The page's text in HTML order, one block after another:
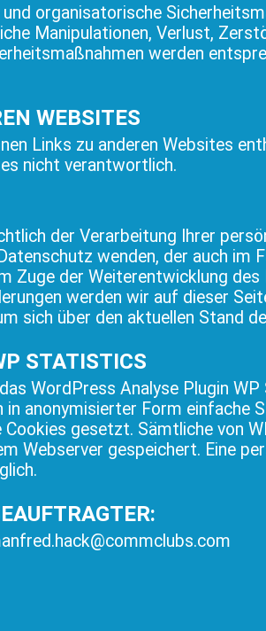
organisatorische
Manipulationen, Verlust,
werden
WEBSITES
Links zu anderen Websites
nicht verantwortlich.
der Verarbeitung Ihrer
wenden, der auch im
Zuge der Weiterentwicklung
werden wir auf dieser
sich über den aktuellen Stand
STATISTICS
WordPress Analyse Plugin
in anonymisierter Form
Cookies gesetzt. Sämtliche von
Webserver gespeichert. Eine